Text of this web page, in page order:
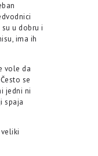
u dobru i
ima ih
vole da
se
jedni ni
spaja